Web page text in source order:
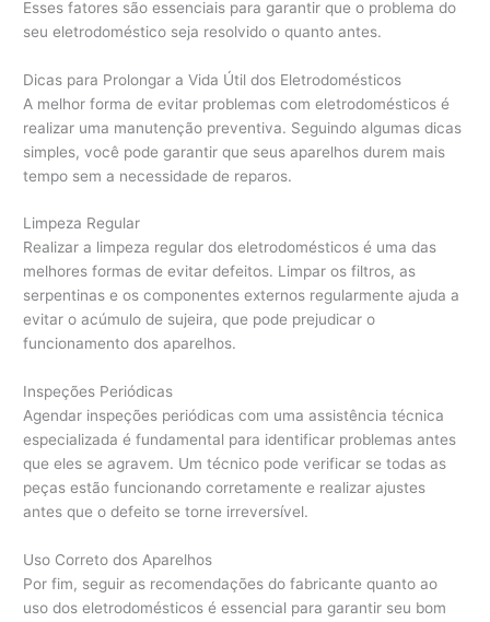
Esses fatores são essenciais para garantir que o problema do
seu eletrodoméstico seja resolvido o quanto antes.
Dicas para Prolongar a Vida Útil dos Eletrodomésticos
A melhor forma de evitar problemas com eletrodomésticos é
realizar uma manutenção preventiva. Seguindo algumas dicas
simples, você pode garantir que seus aparelhos durem mais
tempo sem a necessidade de reparos.
Limpeza Regular
Realizar a limpeza regular dos eletrodomésticos é uma das
melhores formas de evitar defeitos. Limpar os filtros, as
serpentinas e os componentes externos regularmente ajuda a
evitar o acúmulo de sujeira, que pode prejudicar o
funcionamento dos aparelhos.
Inspeções Periódicas
Agendar inspeções periódicas com uma assistência técnica
especializada é fundamental para identificar problemas antes
que eles se agravem. Um técnico pode verificar se todas as
peças estão funcionando corretamente e realizar ajustes
antes que o defeito se torne irreversível.
Uso Correto dos Aparelhos
Por fim, seguir as recomendações do fabricante quanto ao
uso dos eletrodomésticos é essencial para garantir seu bom